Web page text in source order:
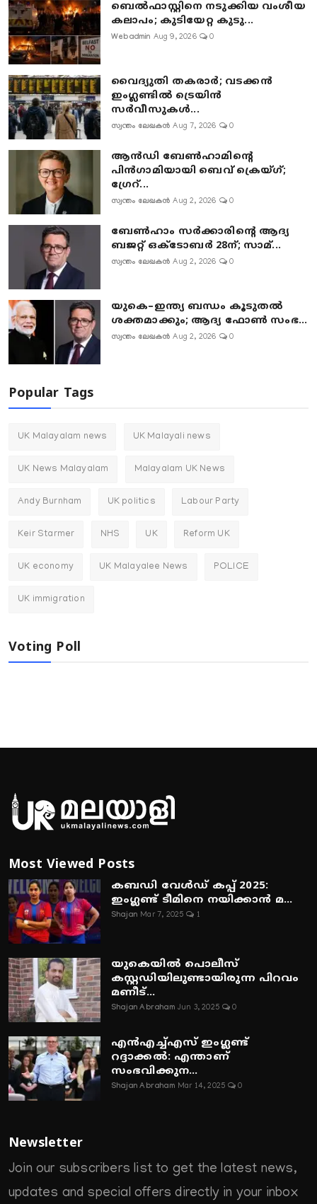
ബെൽഫാസ്റ്റിനെ നടുക്കിയ വംശീയ
കലാപം; കുടിയേറ്റ കുടു...
Webadmin Aug 9, 2026 0
വൈദ്യുതി തകരാർ; വടക്കൻ
ഇംഗ്ലണ്ടിൽ ട്രെയിൻ
സർവീസുകൾ...
സ്വന്തം ലേഖകൻ Aug 7, 2026 0
ആൻഡി ബേൺഹാമിന്റെ
പിൻഗാമിയായി ബെവ് ക്രെയ്ഗ്;
ഗ്രേറ്...
സ്വന്തം ലേഖകൻ Aug 2, 2026 0
ബേൺഹാം സർക്കാരിന്റെ ആദ്യ
ബജറ്റ് ഒക്ടോബർ 28ന്; സാമ്...
സ്വന്തം ലേഖകൻ Aug 2, 2026 0
യുകെ–ഇന്ത്യ ബന്ധം കൂടുതൽ
ശക്തമാക്കും; ആദ്യ ഫോൺ സംഭ...
സ്വന്തം ലേഖകൻ Aug 2, 2026 0
Popular Tags
UK Malayalam news UK Malayali news
UK News Malayalam Malayalam UK News
Andy Burnham UK politics Labour Party
Keir Starmer NHS UK Reform UK
UK economy UK Malayalee News POLICE
UK immigration
Voting Poll
Most Viewed Posts
കബഡി വേൾഡ് കപ്പ് 2025:
ഇംഗ്ലണ്ട് ടീമിനെ നയിക്കാൻ മ...
Shajan Mar 7, 2025 1
യുകെയിൽ പൊലീസ്
കസ്റ്റഡിയിലുണ്ടായിരുന്ന പിറവം
മണീട്...
Shajan Abraham Jun 3, 2025 0
എൻഎച്ച്എസ് ഇംഗ്ലണ്ട്
റദ്ദാക്കൽ: എന്താണ്
സംഭവിക്കുന...
Shajan Abraham Mar 14, 2025 0
Newsletter
Join our subscribers list to get the latest news,
updates and special offers directly in your inbox